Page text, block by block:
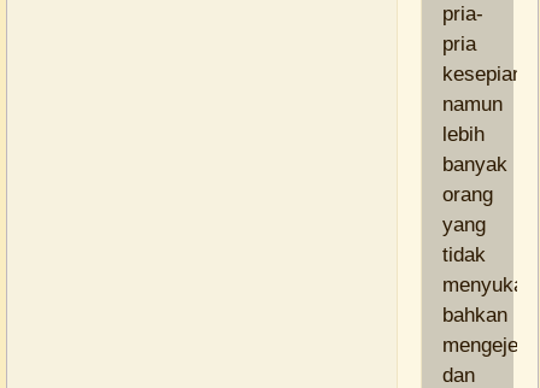
pria-
pria
kesepian,
namun
lebih
banyak
orang
yang
tidak
menyukai
bahkan
mengejek
dan